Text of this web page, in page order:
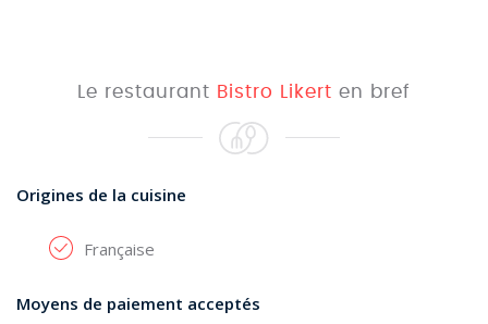
Le restaurant Bistro Likert en bref
Origines de la cuisine
Française
Moyens de paiement acceptés